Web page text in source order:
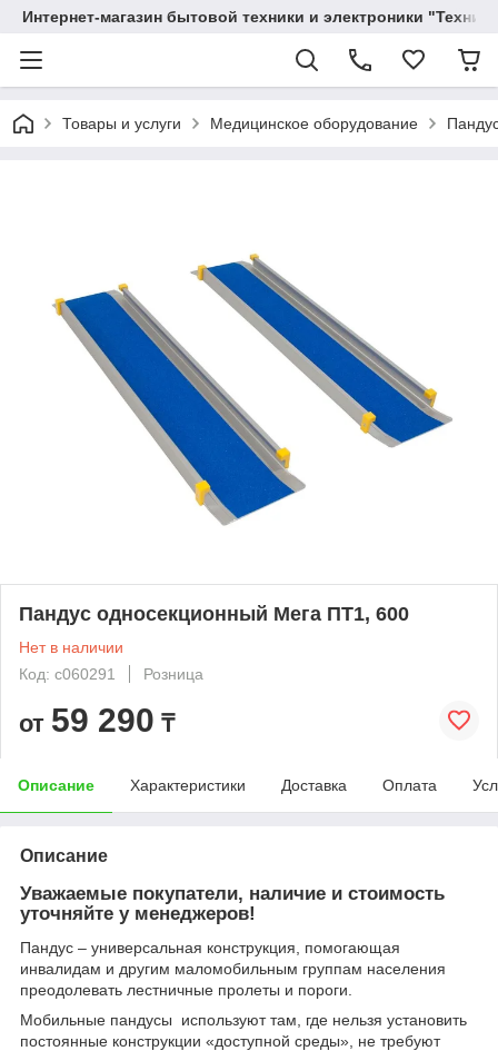
Интернет-магазин бытовой техники и электроники
Товары и услуги Медицинское оборудование
Пандус односекционный Мега ПТ1, 600
Нет в наличии
Код: c060291
Розница
от 59 290 ₸
Описание Характеристики Доставка Оплата
Описание
Уважаемые покупатели, наличие и стоимость
уточняйте у менеджеров!
Пандус – универсальная конструкция, помогающая
инвалидам и другим маломобильным группам населения
преодолевать лестничные пролеты и пороги.
Мобильные пандусы используют там, где нельзя установить
постоянные конструкции «доступной среды», не требуют